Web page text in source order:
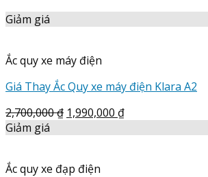
Giảm giá
Ắc quy xe máy điện
Giá Thay Ắc Quy xe máy điện Klara A2
2,700,000₫ 1,990,000 ₫
Giảm giá
Ắc quy xe đạp điện